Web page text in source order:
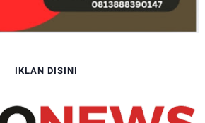
IKLAN DISINI